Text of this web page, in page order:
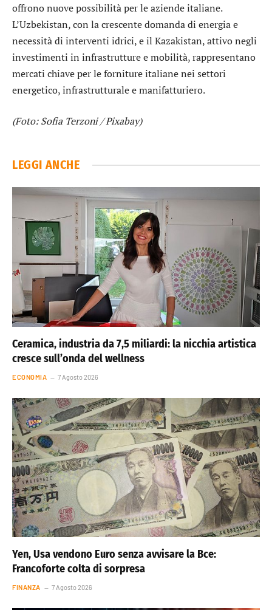
offrono nuove possibilità per le aziende italiane.
L’Uzbekistan, con la crescente domanda di energia e
necessità di interventi idrici, e il Kazakistan, attivo negli
investimenti in infrastrutture e mobilità, rappresentano
mercati chiave per le forniture italiane nei settori
energetico, infrastrutturale e manifatturiero.
(Foto: Sofia Terzoni / Pixabay)
LEGGI ANCHE
Ceramica, industria da 7,5 miliardi: la nicchia artistica
cresce sull’onda del wellness
ECONOMIA 7 Agosto 2026
Yen, Usa vendono Euro senza avvisare la Bce:
Francoforte colta di sorpresa
FINANZA 7 Agosto 2026